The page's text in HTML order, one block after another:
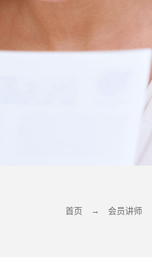
首页 → 会员讲师